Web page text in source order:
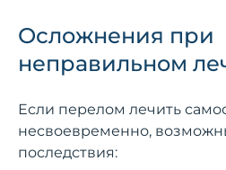
Осложнения при
неправильном
Если перелом лечить
несвоевременно,
последствия: